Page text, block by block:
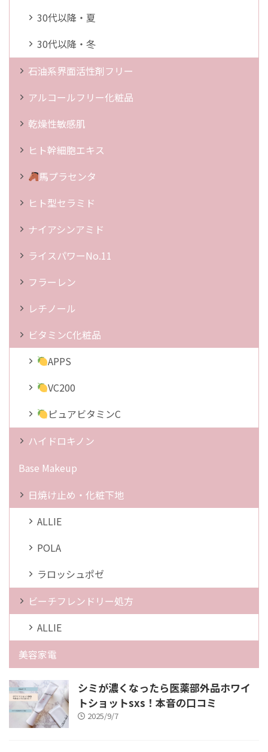
30代以降・夏
30代以降・冬
石油系界面活性剤フリー
アルコールフリー化粧品
乾燥性敏感肌
ヒト幹細胞エキス
馬プラセンタ
ヒト型セラミド
ナイアシンアミド
ライスパワーNo.11
フラーレン
レチノール
ビタミンC化粧品
APPS
VC200
ピュアビタミンC
ハイドロキノン
Base Makeup
日焼け止め・化粧下地
ALLIE
POLA
ラロッシュポゼ
ビーチフレンドリー処方
ALLIE
美容家電
シミが濃くなったら医薬部外品ホワイ
トショットsxs！本音の口コミ
2025/9/7